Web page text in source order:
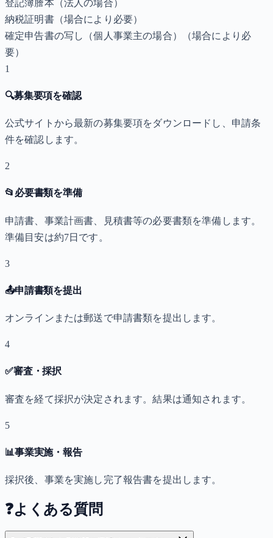
登記簿謄本（法人の場合）
納税証明書（場合により必要）
確定申告書の写し（個人事業主の場合）
（場合により必
要）
1
🔍募集要項を確認
公式サイトから最新の募集要項をダウンロードし、申請条
件を確認します。
2
📂 必要書類を準備
申請書、事業計画書、見積書等の必要書類を準備します。
準備目安は約7日です。
3
📤申請書類を提出
オンラインまたは郵送で申請書類を提出します。
4
✅審査・採択
審査を経て採択が決定されます。結果は通知されます。
5
📊事業実施・報告
採択後、事業を実施し完了報告書を提出します。
❓よくある質問